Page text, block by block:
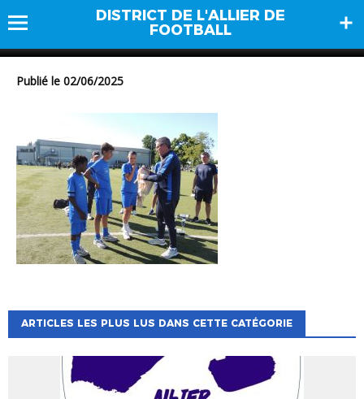
DISTRICT DE L'ALLIER DE
FOOTBALL
DSCN1683
Publié le 02/06/2025
ARTICLES LES PLUS LUS DANS CETTE CATÉGORIE